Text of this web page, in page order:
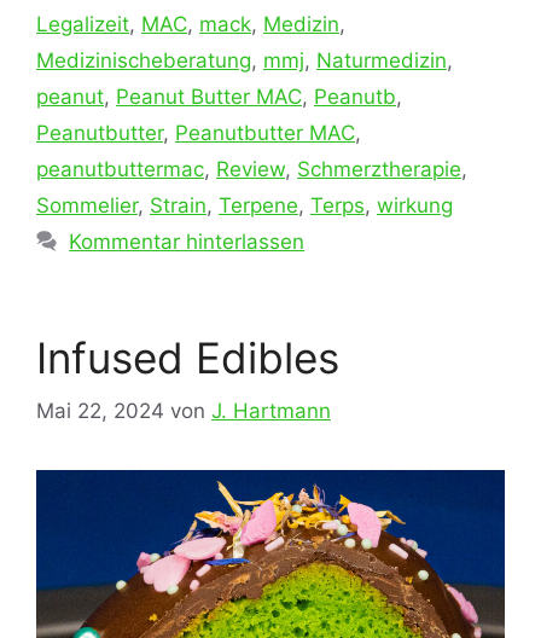
Legalizeit, MAC, mack, Medizin,
Medizinischeberatung, mmj, Naturmedizin,
peanut, Peanut Butter MAC, Peanutb,
Peanutbutter, Peanutbutter MAC,
peanutbuttermac, Review, Schmerztherapie,
Sommelier, Strain, Terpene, Terps, wirkung
Kommentar hinterlassen
Infused Edibles
Mai 22, 2024 von J. Hartmann